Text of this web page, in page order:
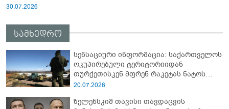
30.07.2026
სამხედრო
სენსაციური ინფორმაცია: საქართველოს
ოკუპირებული ტერიტორიიდან
თურქეთისკენ მფრენ რაკეტას ნატოს
სამიტი კინაღამ ჩაუშლია
20.07.2026
ზელენსკიმ თავისი თავდაცვის